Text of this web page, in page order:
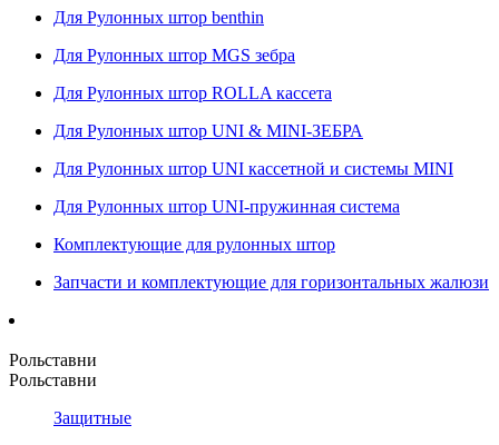
Для Рулонных штор benthin
Для Рулонных штор MGS зебра
Для Рулонных штор ROLLA кассета
Для Рулонных штор UNI & MINI-ЗЕБРА
Для Рулонных штор UNI кассетной и системы MINI
Для Рулонных штор UNI-пружинная система
Комплектующие для рулонных штор
Запчасти и комплектующие для горизонтальных жалюзи
Рольставни
Рольставни
Защитные